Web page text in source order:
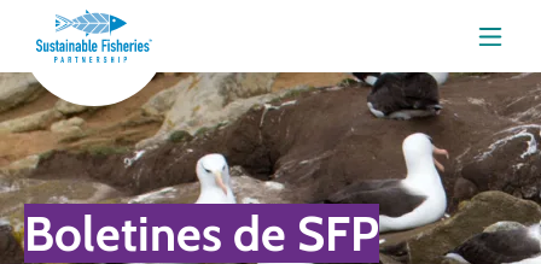
Menú
Boletines de SFP